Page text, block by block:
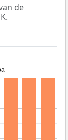
de